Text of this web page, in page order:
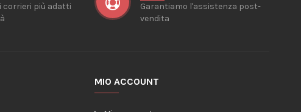
corrieri più adatti
Garantiamo l'assistenza post-
vendita
MIO ACCOUNT